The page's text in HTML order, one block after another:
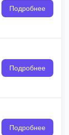
Подробнее
Подробнее
Подробнее